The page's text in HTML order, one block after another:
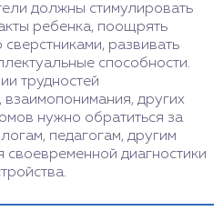
должны стимулировать
ребенка, поощрять
развивать
способности.
трудностей
взаимопонимания, других
нужно обратиться за
педагогам, другим
своевременной диагностики